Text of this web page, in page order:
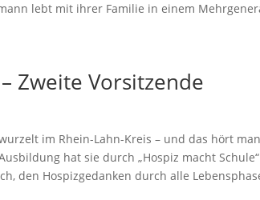
lebt mit ihrer Familie in einem
Zweite Vorsitzende
im Rhein-Lahn-Kreis – und das hört
hat sie durch „Hospiz macht
den Hospizgedanken durch alle